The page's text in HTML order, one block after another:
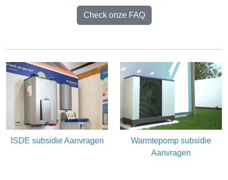
Check onze FAQ
ISDE subsidie Aanvragen
Warmtepomp subsidie
Aanvragen